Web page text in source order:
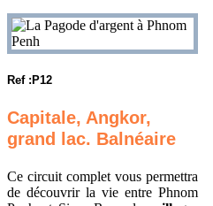
Ref :P12
Capitale, Angkor,
grand lac. Balnéaire
Ce circuit complet vous permettra
de découvrir la vie entre Phnom